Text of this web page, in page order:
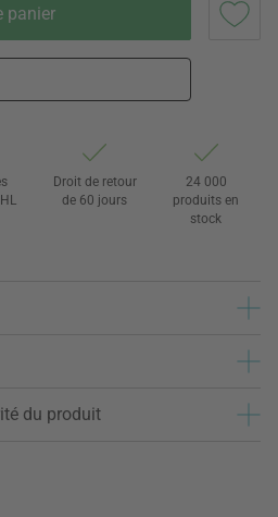
panier
Droit de retour
de 60 jours
24 000
produits en
stock
du produit